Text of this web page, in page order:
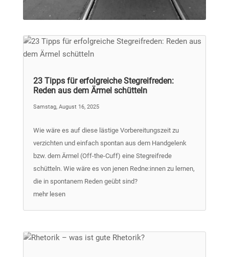
23 Tipps für erfolgreiche Stegreifreden:
Reden aus dem Ärmel schütteln
Samstag, August 16, 2025
Wie wäre es auf diese lästige Vorbereitungszeit zu
verzichten und einfach spontan aus dem Handgelenk
bzw. dem Ärmel (Off-the-Cuff) eine Stegreifrede
schütteln. Wie wäre es von jenen Redne:innen zu lernen,
die in spontanem Reden geübt sind?
mehr lesen